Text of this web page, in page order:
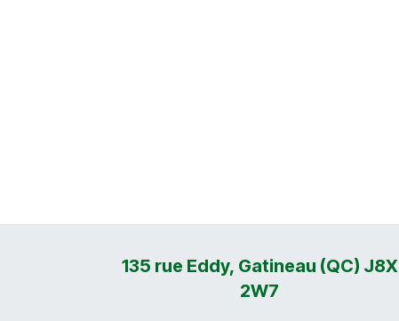
135 rue Eddy, Gatineau (QC) J8X
2W7